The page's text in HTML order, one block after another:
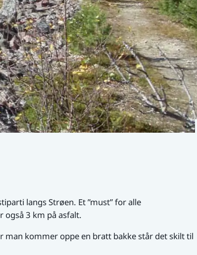
langs Strøen. Et ”must” for alle
også 3 km på asfalt.
man kommer oppe en bratt bakke står det skilt til